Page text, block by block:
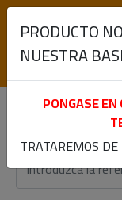
Lunes a
PRODUCTO
NUESTRA
PONGASE
TRATAREMOS